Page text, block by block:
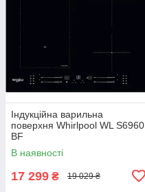
Індукційна варильна
поверхня Whirlpool WL S6960
BF
В наявності
17 299 ₴ 19 029 ₴